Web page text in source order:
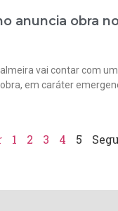
anuncia obra
vai contar com
em caráter
1 2 3 4 5